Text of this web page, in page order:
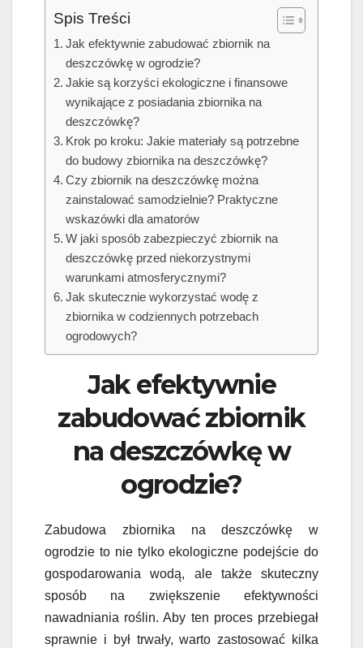
Spis Treści
Jak efektywnie zabudować zbiornik na
deszczówkę w ogrodzie?
Jakie są korzyści ekologiczne i finansowe
wynikające z posiadania zbiornika na
deszczówkę?
Krok po kroku: Jakie materiały są potrzebne
do budowy zbiornika na deszczówkę?
Czy zbiornik na deszczówkę można
zainstalować samodzielnie? Praktyczne
wskazówki dla amatorów
W jaki sposób zabezpieczyć zbiornik na
deszczówkę przed niekorzystnymi
warunkami atmosferycznymi?
Jak skutecznie wykorzystać wodę z
zbiornika w codziennych potrzebach
ogrodowych?
Jak efektywnie
zabudować zbiornik
na deszczówkę w
ogrodzie?
Zabudowa zbiornika na deszczówkę w
ogrodzie to nie tylko ekologiczne podejście do
gospodarowania wodą, ale także skuteczny
sposób na zwiększenie efektywności
nawadniania roślin. Aby ten proces przebiegał
sprawnie i był trwały, warto zastosować kilka